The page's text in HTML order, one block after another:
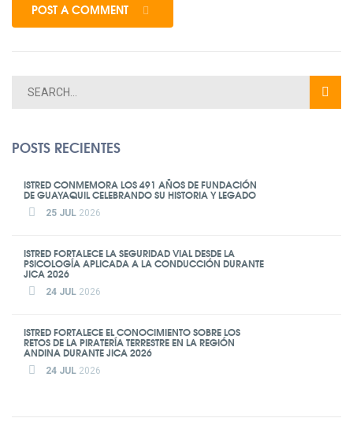
POST A COMMENT
POSTS RECIENTES
ISTRED CONMEMORA LOS 491 AÑOS DE FUNDACIÓN
DE GUAYAQUIL CELEBRANDO SU HISTORIA Y LEGADO
25 JUL 2026
ISTRED FORTALECE LA SEGURIDAD VIAL DESDE LA
PSICOLOGÍA APLICADA A LA CONDUCCIÓN DURANTE
JICA 2026
24 JUL 2026
ISTRED FORTALECE EL CONOCIMIENTO SOBRE LOS
RETOS DE LA PIRATERÍA TERRESTRE EN LA REGIÓN
ANDINA DURANTE JICA 2026
24 JUL 2026